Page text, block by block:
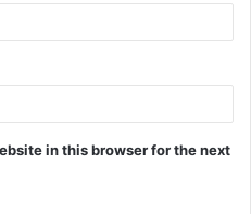
in this browser for the next